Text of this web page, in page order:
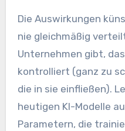
Die Auswirkungen künstlicher Intelligenz werden
nie gleichmäßig
Unternehmen gibt,
kontrolliert (ganz zu
die in sie einfließen).
heutigen KI-Modelle
Parametern, die